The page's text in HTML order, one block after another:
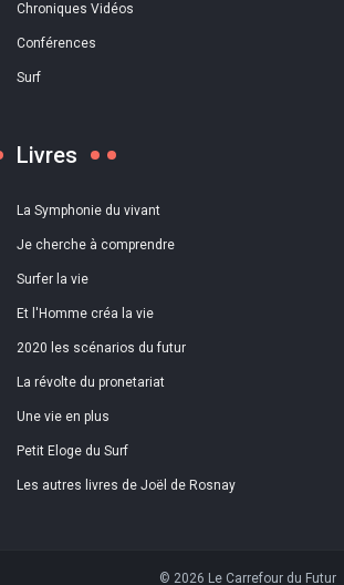
Chroniques Vidéos
Conférences
Surf
Livres
La Symphonie du vivant
Je cherche à comprendre
Surfer la vie
Et l'Homme créa la vie
2020 les scénarios du futur
La révolte du pronetariat
Une vie en plus
Petit Eloge du Surf
Les autres livres de Joël de Rosnay
© 2026 Le Carrefour du Futur